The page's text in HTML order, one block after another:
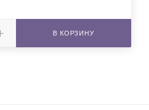
В КОРЗИНУ